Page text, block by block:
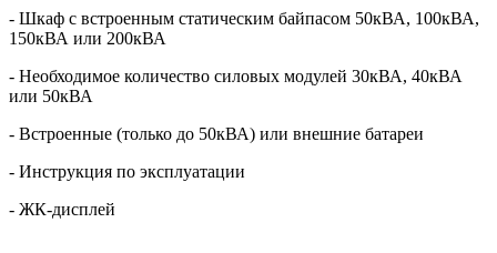
- Шкаф с встроенным статическим байпасом 50кВА, 100кВА,
150кВА или 200кВА
- Необходимое количество силовых модулей 30кВА, 40кВА
или 50кВА
- Встроенные (только до 50кВА) или внешние батареи
- Инструкция по эксплуатации
- ЖК-дисплей